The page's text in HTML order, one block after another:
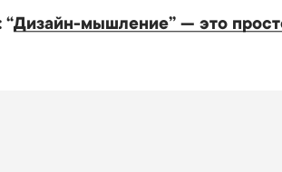
“Дизайн-мышление” — это